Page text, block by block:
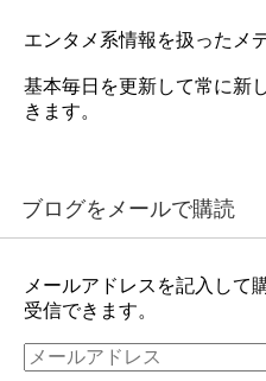
エンタメ系情報を扱ったメ
基本毎日を更新して常に新
きます。
ブログをメールで購読
メールアドレスを記入して
受信できます。
メ